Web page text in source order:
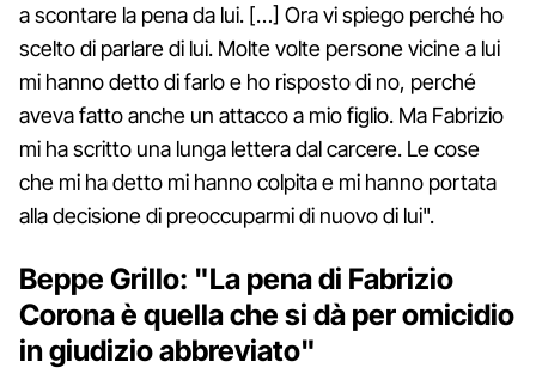
a scontare la pena da lui. […] Ora vi spiego perché ho
scelto di parlare di lui. Molte volte persone vicine a lui
mi hanno detto di farlo e ho risposto di no, perché
aveva fatto anche un attacco a mio figlio. Ma Fabrizio
mi ha scritto una lunga lettera dal carcere. Le cose
che mi ha detto mi hanno colpita e mi hanno portata
alla decisione di preoccuparmi di nuovo di lui".
Beppe Grillo: "La pena di Fabrizio
Corona è quella che si dà per omicidio
in giudizio abbreviato"